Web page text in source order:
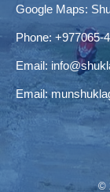
Google Maps:
Phone: +977065-
Email:
Email:
©